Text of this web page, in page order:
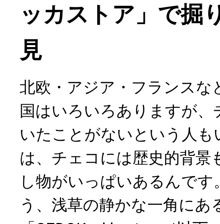
ッカストア」で掘
見
北欧・アジア・フランスな
国はいろいろありますが、
いたことがないという人も
は、チェコには歴史的背景
し物がいっぱいあるんです
う、浅草の静かな一角にあ